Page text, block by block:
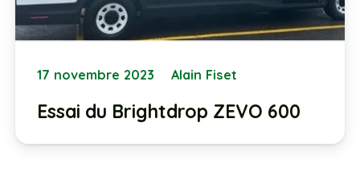
17 novembre 2023 Alain Fiset
Essai du Brightdrop ZEVO 600